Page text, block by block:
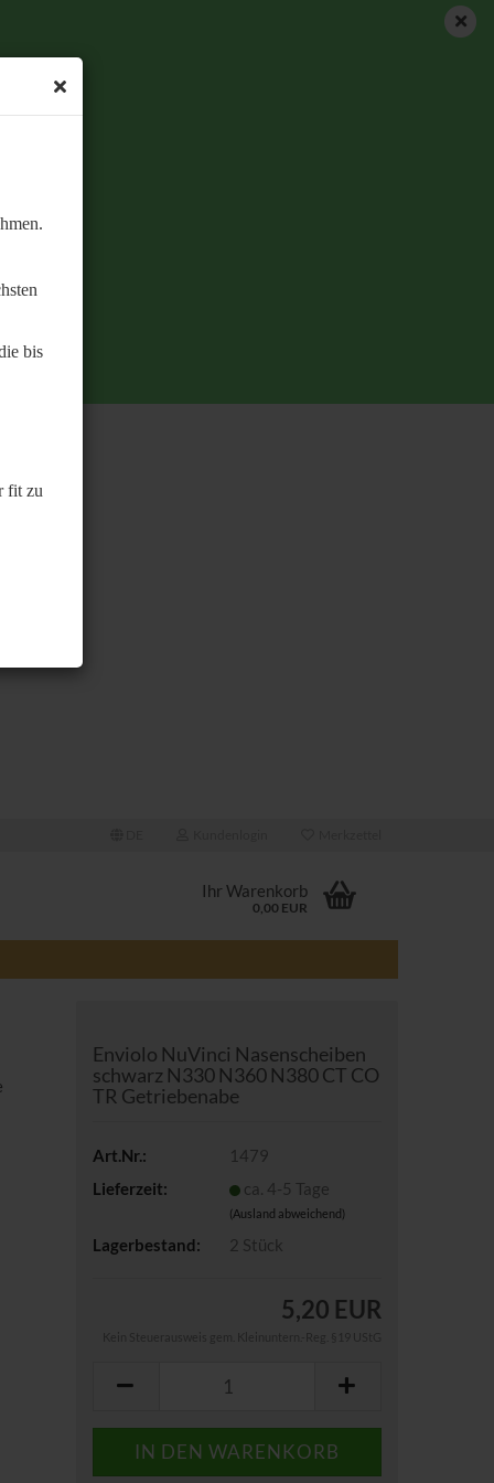
bis
fit zu
Ihr Warenkorb
0,00 EUR
Enviolo NuVinci Nasenscheiben
schwarz N330 N360 N380 CT CO
TR Getriebenabe
Art.Nr.:
1479
Lieferzeit:
ca. 4-5 Tage
(Ausland abweichend)
Lagerbestand: 2 Stück
5,20 EUR